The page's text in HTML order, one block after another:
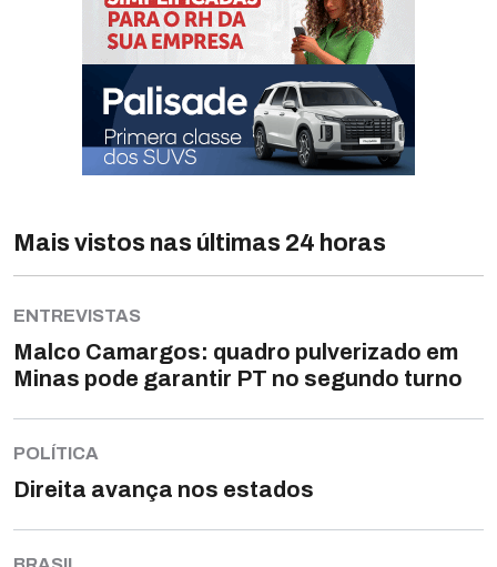
Mais vistos nas últimas 24 horas
ENTREVISTAS
Malco Camargos: quadro pulverizado em
Minas pode garantir PT no segundo turno
POLÍTICA
Direita avança nos estados